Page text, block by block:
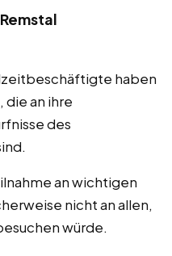
haben
an ihre
des
an wichtigen
nicht an allen,
würde.